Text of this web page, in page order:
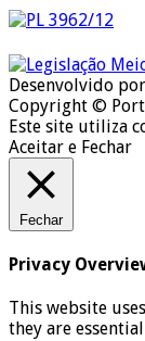
Desenvolvido por
Copyright ©
Este site utiliza
Aceitar e Fechar
Fechar
Privacy
This website
they are